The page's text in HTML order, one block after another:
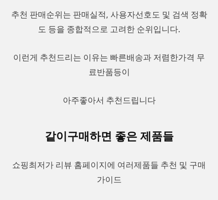
추천 판매순위는 판매실적, 사용자선호도 및 검색 정확
도 등을 종합적으로 고려한 순위입니다.
이런게 추천드리는 이유는 빠른배송과 저렴한가격 무
료반품등이
아주좋아서 추천드립니다
같이구매하면 좋은 제품들
쇼핑최저가 리뷰 홈페이지에 여러제품들 추천 및 구매
가이드